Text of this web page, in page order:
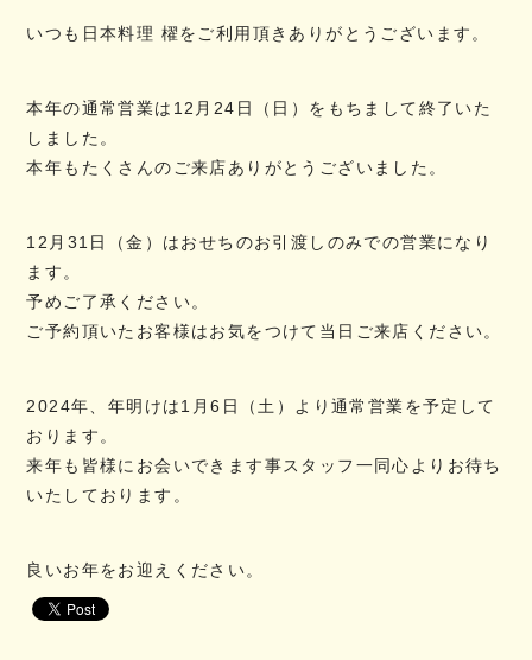
いつも日本料理 櫂をご利用頂きありがとうございます。
本年の通常営業は12月24日（日）をもちまして終了いた
しました。
本年もたくさんのご来店ありがとうございました。
12月31日（金）はおせちのお引渡しのみでの営業になり
ます。
予めご了承ください。
ご予約頂いたお客様はお気をつけて当日ご来店ください。
2024年、年明けは1月6日（土）より通常営業を予定して
おります。
来年も皆様にお会いできます事スタッフ一同心よりお待ち
いたしております。
良いお年をお迎えください。